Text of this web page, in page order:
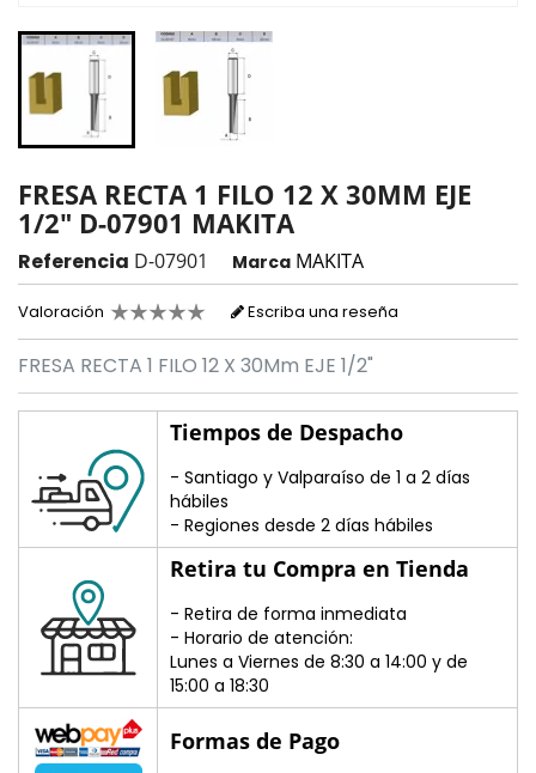
FRESA RECTA 1 FILO 12 X 30MM EJE
1/2" D-07901 MAKITA
Referencia D-07901 Marca MAKITA
Valoración Escriba una reseña
FRESA RECTA 1 FILO 12 X 30Mm EJE 1/2"
Tiempos de Despacho
- Santiago y Valparaíso de 1 a 2 días
hábiles
- Regiones desde 2 días hábiles
Retira tu Compra en Tienda
- Retira de forma inmediata
- Horario de atención:
Lunes a Viernes de 8:30 a 14:00 y de
15:00 a 18:30
Formas de Pago